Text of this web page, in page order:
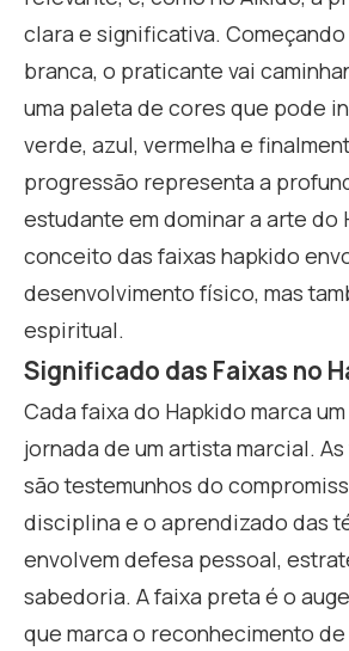
clara e significativa.
branca, o praticante vai
uma paleta de cores que pode
verde, azul, vermelha e
progressão representa a
estudante em dominar a arte do
conceito das faixas hapkido
desenvolvimento físico, mas
espiritual.
Significado das Faixas no
Cada faixa do Hapkido marca
jornada de um artista marcial.
são testemunhos do
disciplina e o aprendizado das
envolvem defesa pessoal,
sabedoria. A faixa preta é o
que marca o reconhecimento